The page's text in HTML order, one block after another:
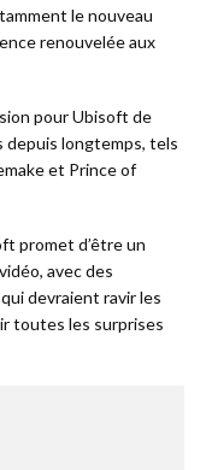
le nouveau
renouvelée aux
pour Ubisoft de
longtemps, tels
et Prince of
promet d’être un
avec des
devraient ravir les
toutes les surprises